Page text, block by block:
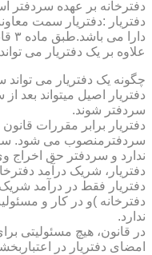
دفترخانه بر عهده سردفتر
دفتریار :دفتریار سمت
علاوه بر یک دفتریار می
چگونه یک دفتریار می
دفتریار اصیل میتواند بعد
سردفتر شوند.
دفتریار برابر مقررات
سردفترمنصوب می شود.
ندارد و سردفتر حق اخراج
دفتریار، شریک درآمد
دفترخانه )و در کار و
ندارد.
در قانون، هیچ مسئولیتی
امضای دفتریار در